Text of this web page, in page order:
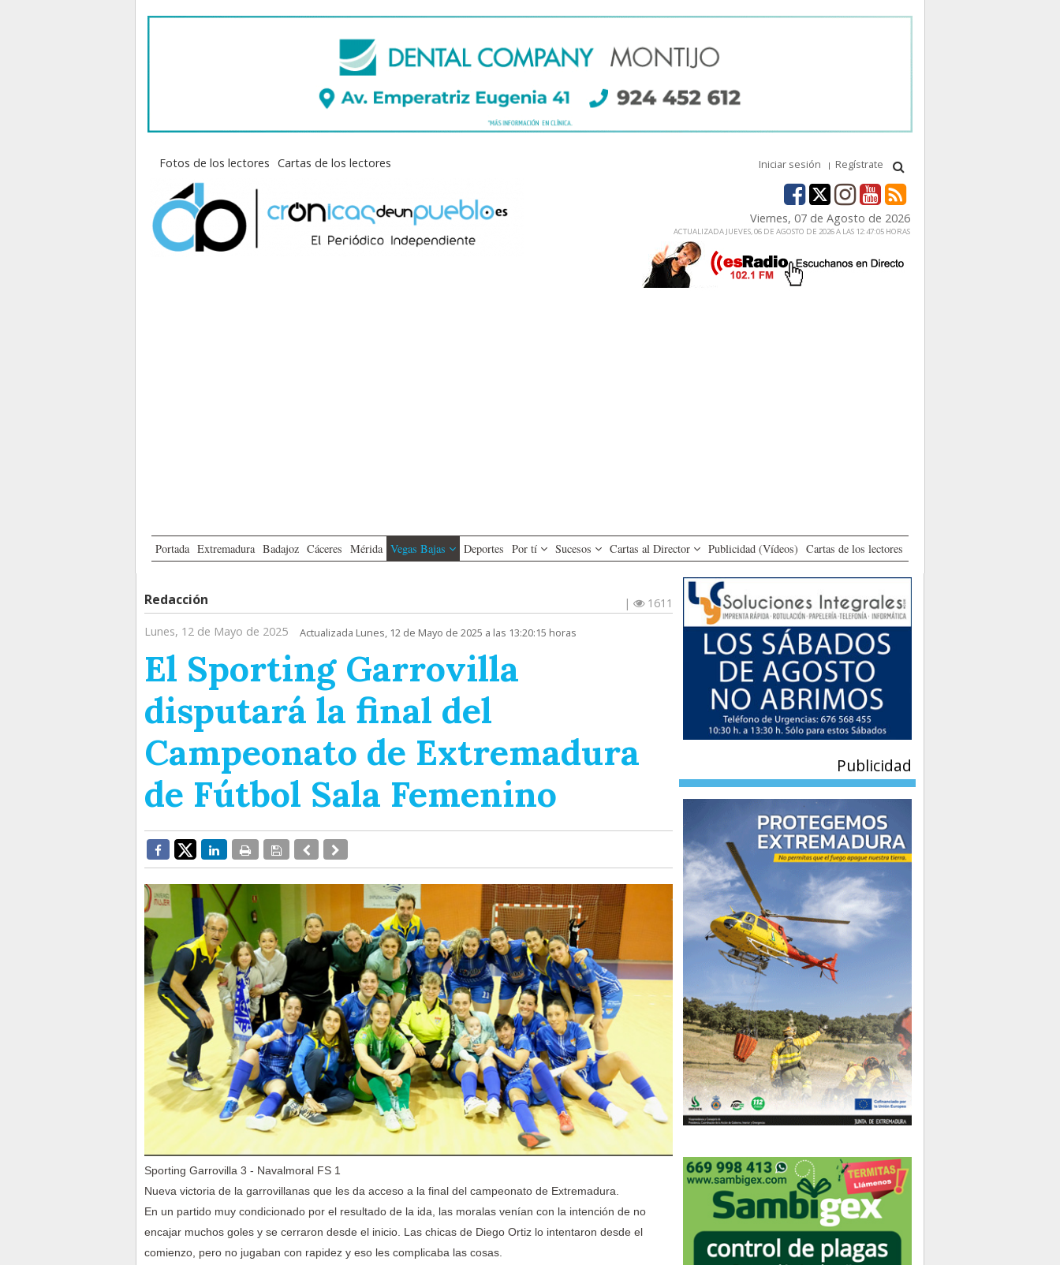
Fotos de los lectores Cartas de los lectores Iniciar sesión Regístrate
Viernes, 07 de Agosto de 2026
ACTUALIZADA JUEVES, 06 DE AGOSTO DE 2026 A LAS 12:47:05 HORAS
Portada Extremadura Badajoz Cáceres Mérida Vegas Bajas Deportes Por tí Sucesos Cartas al Director Publicidad (Vídeos) Cartas de los lectores
Redacción |
1611
Lunes, 12 de Mayo de 2025
Actualizada Lunes, 12 de Mayo de 2025 a las 13:20:15 horas
El Sporting Garrovilla
disputará la final del
Campeonato de Extremadura
de Fútbol Sala Femenino
Sporting Garrovilla 3 - Navalmoral FS 1
Nueva victoria de la garrovillanas que les da acceso a la final del campeonato de Extremadura.
En un partido muy condicionado por el resultado de la ida, las moralas venían con la intención de no
encajar muchos goles y se cerraron desde el inicio. Las chicas de Diego Ortiz lo intentaron desde el
comienzo, pero no jugaban con rapidez y eso les complicaba las cosas.
Publicidad